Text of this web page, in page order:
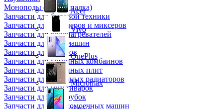
Моноподы (Селфи палка)
Запчасти для бытовой техники
Запчасти для блендеров и миксеров
Запчасти для водонагревателей
Запчасти для кофемашин
Запчасти для кулеров
Запчасти для кухонных комбаинов
Запчасти для кухонных плит
Запчасти для масляных радиаторов
Запчасти для мультиварок
Запчасти для мясорубок
Запчасти для посудомоечных машин
Acer
Vivo
OnePlus
Micromax